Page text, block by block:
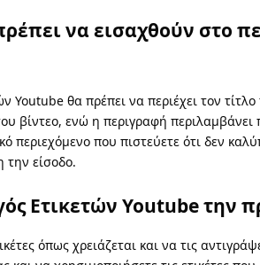
να εισαχθούν στο
Youtube θα πρέπει να περιέχει τον
βίντεο, ενώ η περιγραφή
περιεχόμενο που πιστεύετε ότι δεν
την είσοδο.
Ετικετών Youtube την
όπως χρειάζεται και να τις